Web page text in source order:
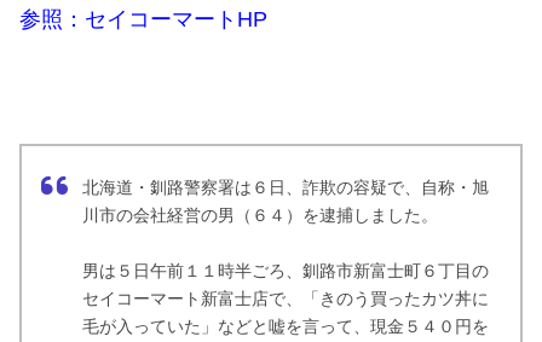
参照：セイコーマートHP
北海道・釧路警察署は６日、詐欺の容疑で、自称・旭
川市の会社経営の男（６４）を逮捕しました。
男は５日午前１１時半ごろ、釧路市新富士町６丁目の
セイコーマート新富士店で、「きのう買ったカツ丼に
毛が入っていた」などと嘘を言って、現金５４０円を